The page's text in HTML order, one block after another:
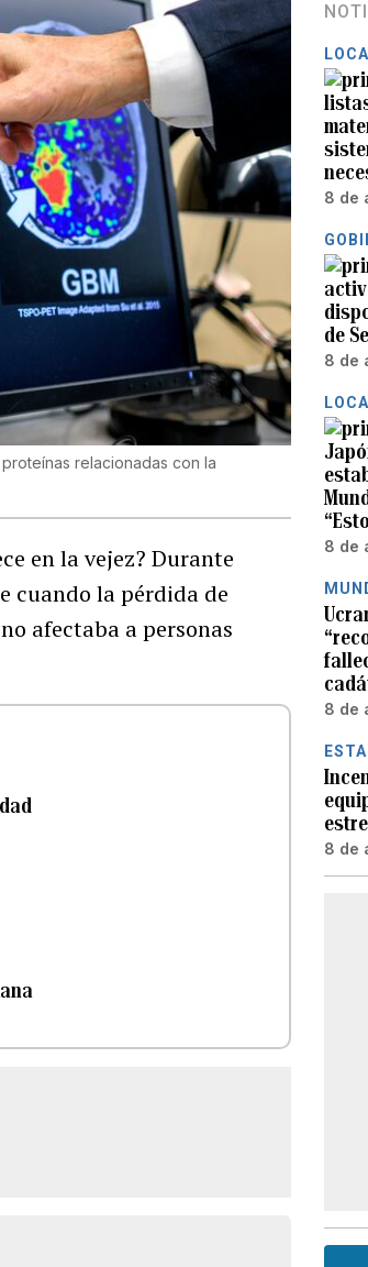
relacionadas con la
en la vejez? Durante
cuando la pérdida de
afectaba a personas
8 de
de
8 de
8 de
8 de
8 de